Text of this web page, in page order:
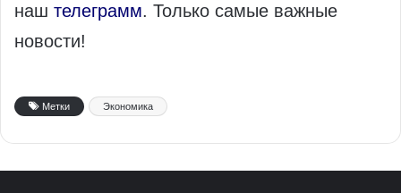
наш телеграмм. Только самые важные
новости!
Метки Экономика